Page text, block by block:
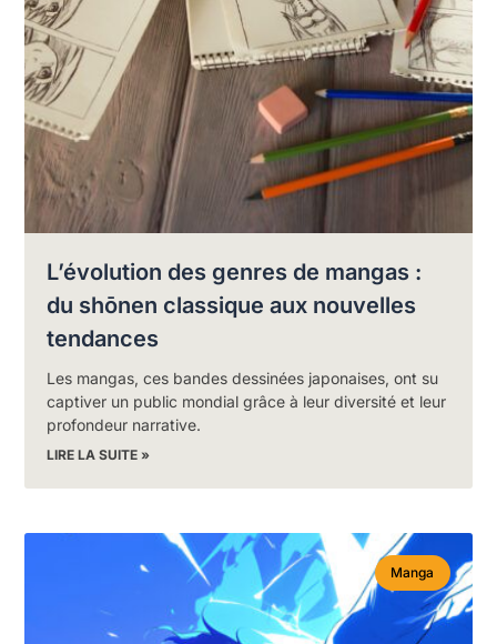
L’évolution des genres de mangas :
du shōnen classique aux nouvelles
tendances
Les mangas, ces bandes dessinées japonaises, ont su
captiver un public mondial grâce à leur diversité et leur
profondeur narrative.
LIRE LA SUITE »
Manga